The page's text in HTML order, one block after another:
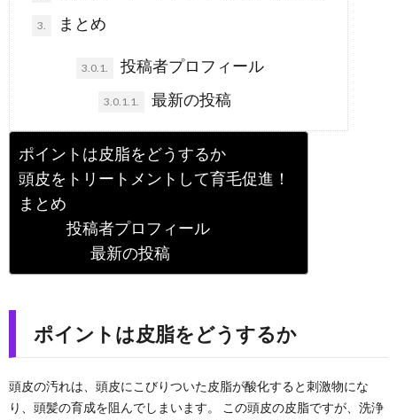
3. まとめ
3.0.1. 投稿者プロフィール
3.0.1.1. 最新の投稿
ポイントは皮脂をどうするか
頭皮をトリートメントして育毛促進！
まとめ
投稿者プロフィール
最新の投稿
ポイントは皮脂をどうするか
頭皮の汚れは、頭皮にこびりついた皮脂が酸化すると刺激物にな
り、頭髪の育成を阻んでしまいます。 この頭皮の皮脂ですが、洗浄